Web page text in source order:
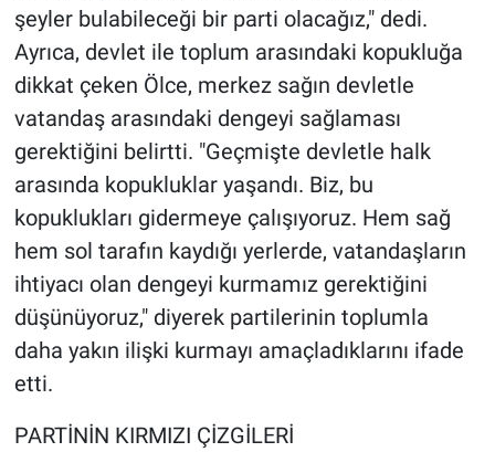
şeyler bulabileceği bir parti olacağız," dedi.
Ayrıca, devlet ile toplum arasındaki kopukluğa
dikkat çeken Ölce, merkez sağın devletle
vatandaş arasındaki dengeyi sağlaması
gerektiğini belirtti. "Geçmişte devletle halk
arasında kopukluklar yaşandı. Biz, bu
kopuklukları gidermeye çalışıyoruz. Hem sağ
hem sol tarafın kaydığı yerlerde, vatandaşların
ihtiyacı olan dengeyi kurmamız gerektiğini
düşünüyoruz," diyerek partilerinin toplumla
daha yakın ilişki kurmayı amaçladıklarını ifade
etti.
PARTİNİN KIRMIZI ÇİZGİLERİ